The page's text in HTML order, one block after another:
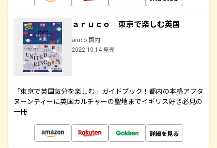
ａｒｕｃｏ 東京で楽しむ英国
aruco 国内
2022.10.14 発売
「東京で英国気分を楽しむ」ガイドブック！都内の本格アフタ
ヌーンティーに英国カルチャーの聖地までイギリス好き必見の
一冊
詳細を見る